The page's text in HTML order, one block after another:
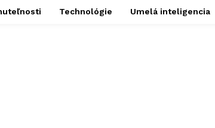
Technológie Umelá inteligencia